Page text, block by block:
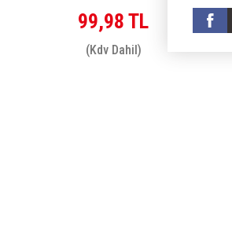
99,98 TL
(Kdv Dahil)